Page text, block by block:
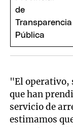
"El operativo,
que han
servicio de
estimamos